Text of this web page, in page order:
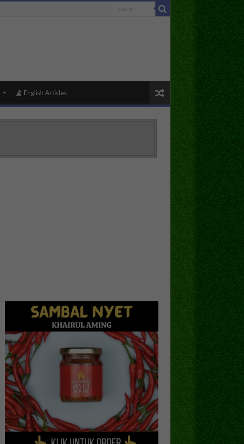
English Articles